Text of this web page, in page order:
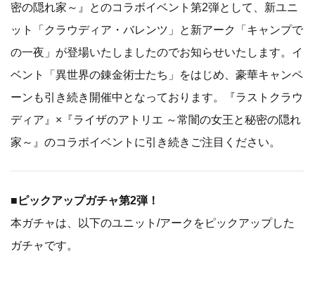
密の隠れ家～』とのコラボイベント第2弾として、新ユニ
ット「クラウディア・バレンツ」と新アーク「キャンプで
の一夜」が登場いたしましたのでお知らせいたします。イ
ベント「異世界の錬金術士たち」をはじめ、豪華キャンペ
ーンも引き続き開催中となっております。『ラストクラウ
ディア』×『ライザのアトリエ ～常闇の女王と秘密の隠れ
家～』のコラボイベントに引き続きご注目ください。
■ピックアップガチャ第2弾！
本ガチャは、以下のユニット/アークをピックアップした
ガチャです。